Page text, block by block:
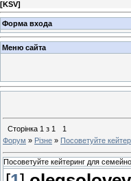
[KSV]
Форма входа
Меню сайта
Сторінка 1 з 1
1
Форум » Різне » Посоветуйте
Посоветуйте кейтеринг для